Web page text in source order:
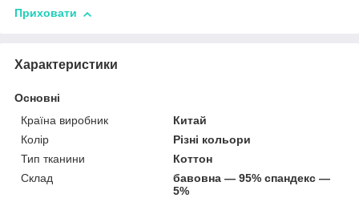
Приховати
Характеристики
Основні
Країна виробник
Китай
Колір
Різні кольори
Тип тканини
Коттон
Склад
бавовна — 95% спандекс —
5%